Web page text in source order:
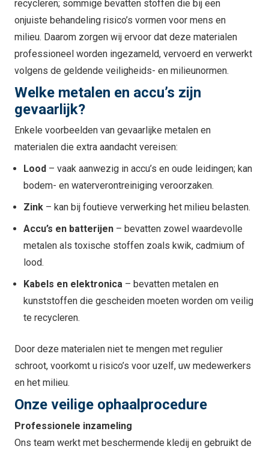
recycleren; sommige bevatten stoffen die bij een
onjuiste behandeling risico’s vormen voor mens en
milieu. Daarom zorgen wij ervoor dat deze materialen
professioneel worden ingezameld, vervoerd en verwerkt
volgens de geldende veiligheids- en milieunormen.
Welke metalen en accu’s zijn
gevaarlijk?
Enkele voorbeelden van gevaarlijke metalen en
materialen die extra aandacht vereisen:
Lood – vaak aanwezig in accu’s en oude leidingen; kan
bodem- en waterverontreiniging veroorzaken.
Zink – kan bij foutieve verwerking het milieu belasten.
Accu’s en batterijen – bevatten zowel waardevolle
metalen als toxische stoffen zoals kwik, cadmium of
lood.
Kabels en elektronica – bevatten metalen en
kunststoffen die gescheiden moeten worden om veilig
te recycleren.
Door deze materialen niet te mengen met regulier
schroot, voorkomt u risico’s voor uzelf, uw medewerkers
en het milieu.
Onze veilige ophaalprocedure
Professionele inzameling
Ons team werkt met beschermende kledij en gebruikt de